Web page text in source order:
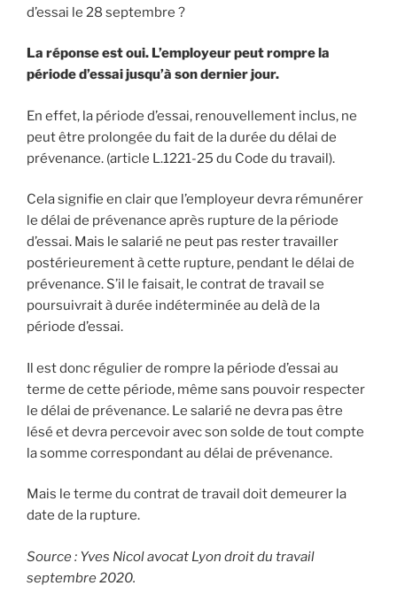
d’essai le 28 septembre ?
La réponse est oui. L’employeur peut rompre la
période d’essai jusqu’à son dernier jour.
En effet, la période d’essai, renouvellement inclus, ne
peut être prolongée du fait de la durée du délai de
prévenance. (article L.1221-25 du Code du travail).
Cela signifie en clair que l’employeur devra rémunérer
le délai de prévenance après rupture de la période
d’essai. Mais le salarié ne peut pas rester travailler
postérieurement à cette rupture, pendant le délai de
prévenance. S’il le faisait, le contrat de travail se
poursuivrait à durée indéterminée au delà de la
période d’essai.
Il est donc régulier de rompre la période d’essai au
terme de cette période, même sans pouvoir respecter
le délai de prévenance. Le salarié ne devra pas être
lésé et devra percevoir avec son solde de tout compte
la somme correspondant au délai de prévenance.
Mais le terme du contrat de travail doit demeurer la
date de la rupture.
Source : Yves Nicol avocat Lyon droit du travail
septembre 2020.